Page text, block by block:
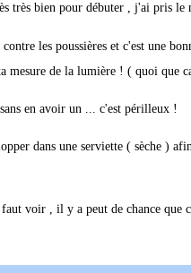
très bien pour débuter , j'ai pris le
les poussières et c'est une
mesure de la lumière ! ( quoi que
en avoir un ... c'est périlleux !
dans une serviette ( sèche )
voir , il y a peut de chance que